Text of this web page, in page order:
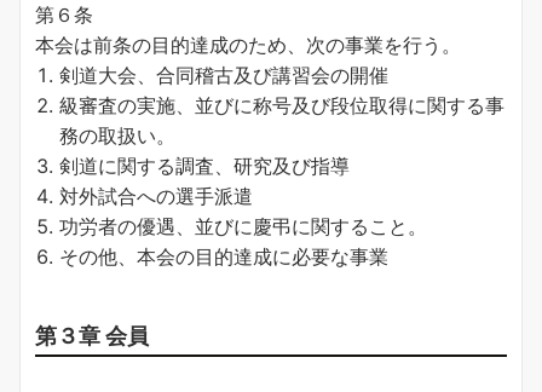
第６条
本会は前条の目的達成のため、次の事業を行う。
剣道大会、合同稽古及び講習会の開催
級審査の実施、並びに称号及び段位取得に関する事
務の取扱い。
剣道に関する調査、研究及び指導
対外試合への選手派遣
功労者の優遇、並びに慶弔に関すること。
その他、本会の目的達成に必要な事業
第３章 会員